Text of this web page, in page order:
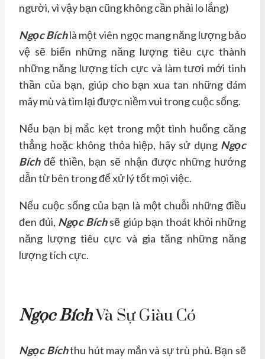
người, vì vậy bạn cũng không cần phải lo lắng)
Ngọc Bíchlà một viên ngọc mang năng lượng bảo
vệ sẽ biến những năng lượng tiêu cực thành
những năng lượng tích cực và làm tươi mới tinh
thần của bạn, giúp cho bạn xua tan những đám
mây mù và tìm lại được niềm vui trong cuộc sống.
Nếu bạn bị mắc kẹt trong một tình huống căng
thẳng hoặc không thỏa hiệp, hãy sử dụng Ngọc
Bíchđể thiền, bạn sẽ nhận được những hướng
dẫn từ bên trong để xử lý tốt mọi việc.
Nếu cuộc sống của bạn là một chuỗi những điều
đen đủi, Ngọc Bíchsẽ giúp bạn thoát khỏi những
năng lượng tiêu cực và gia tăng những năng
lượng tích cực.
Ngọc BíchVà Sự Giàu Có
Ngọc Bíchthu hút may mắn và sự trù phú. Bạn sẽ